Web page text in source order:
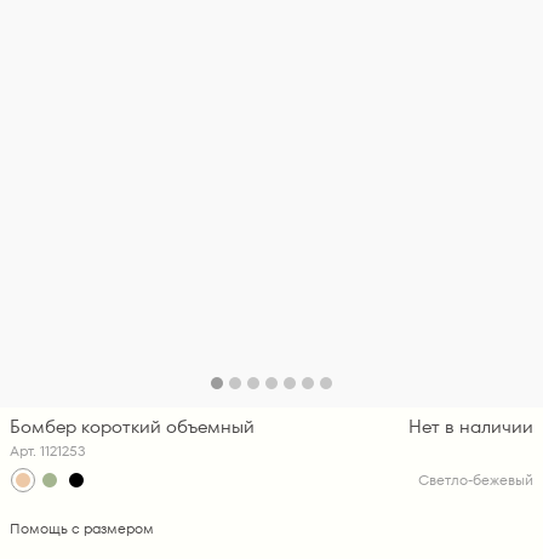
Бомбер короткий объемный
Арт. 1121253
Нет в наличии
Светло-бежевый
Помощь с размером